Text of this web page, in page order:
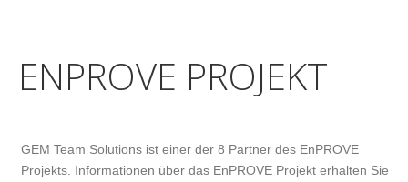
ENPROVE PROJEKT
GEM Team Solutions ist einer der 8 Partner des EnPROVE
Projekts. Informationen über das EnPROVE Projekt erhalten Sie